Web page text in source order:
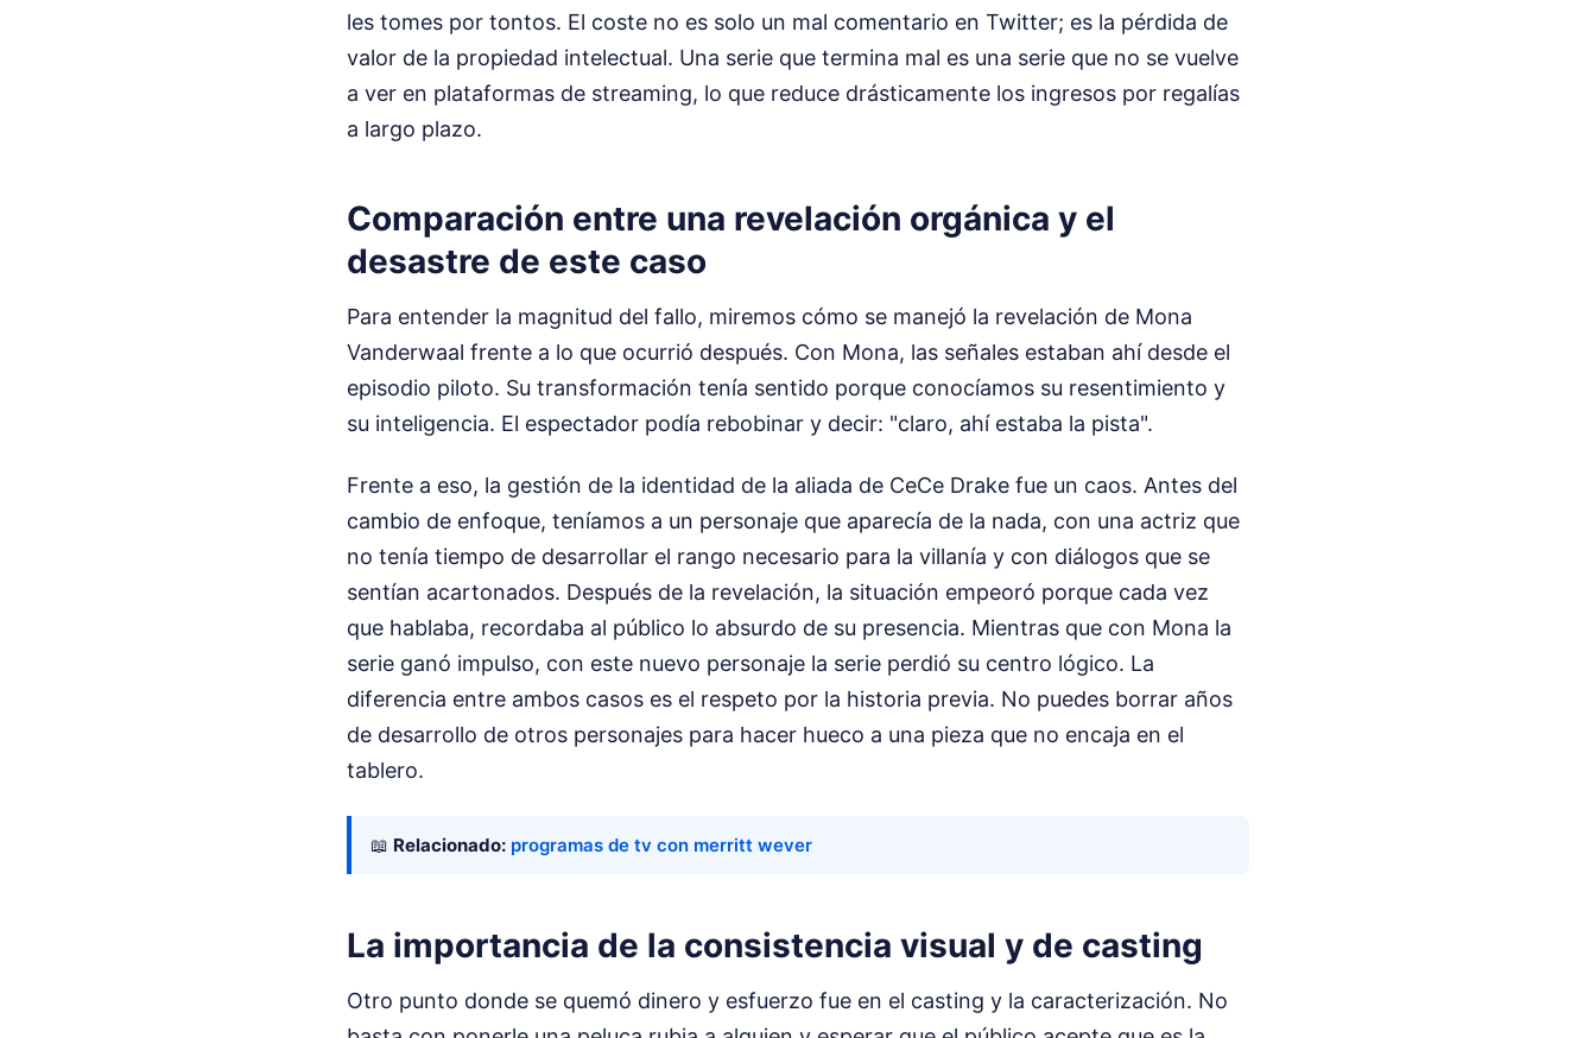
les tomes por tontos. El coste no es solo un mal comentario en Twitter; es la pérdida de
valor de la propiedad intelectual. Una serie que termina mal es una serie que no se vuelve
a ver en plataformas de streaming, lo que reduce drásticamente los ingresos por regalías
a largo plazo.
Comparación entre una revelación orgánica y el
desastre de este caso
Para entender la magnitud del fallo, miremos cómo se manejó la revelación de Mona
Vanderwaal frente a lo que ocurrió después. Con Mona, las señales estaban ahí desde el
episodio piloto. Su transformación tenía sentido porque conocíamos su resentimiento y
su inteligencia. El espectador podía rebobinar y decir: "claro, ahí estaba la pista".
Frente a eso, la gestión de la identidad de la aliada de CeCe Drake fue un caos. Antes del
cambio de enfoque, teníamos a un personaje que aparecía de la nada, con una actriz que
no tenía tiempo de desarrollar el rango necesario para la villanía y con diálogos que se
sentían acartonados. Después de la revelación, la situación empeoró porque cada vez
que hablaba, recordaba al público lo absurdo de su presencia. Mientras que con Mona la
serie ganó impulso, con este nuevo personaje la serie perdió su centro lógico. La
diferencia entre ambos casos es el respeto por la historia previa. No puedes borrar años
de desarrollo de otros personajes para hacer hueco a una pieza que no encaja en el
tablero.
📖 Relacionado: programas de tv con merritt wever
La importancia de la consistencia visual y de casting
Otro punto donde se quemó dinero y esfuerzo fue en el casting y la caracterización. No